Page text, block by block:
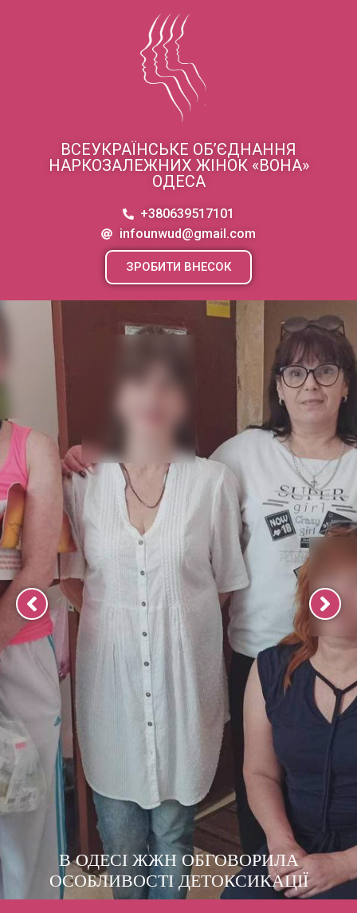
ВСЕУКРАЇНСЬКЕ ОБ’ЄДНАННЯ
НАРКОЗАЛЕЖНИХ ЖІНОК «ВОНА»
ОДЕСА
+380639517101
infounwud@gmail.com
ЗРОБИТИ ВНЕСОК
В ОДЕСІ ЖЖН ОБГОВОРИЛА
ОСОБЛИВОСТІ ДЕТОКСИКАЦІЇ